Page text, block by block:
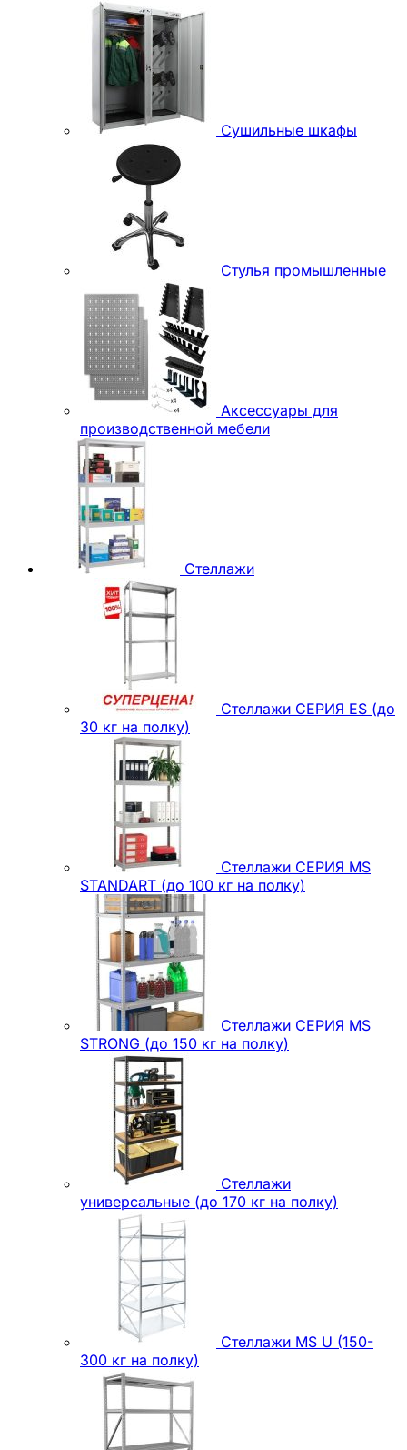
Сушильные шкафы
Стулья промышленные
Аксессуары для
производственной мебели
Стеллажи
Стеллажи СЕРИЯ ES (до
30 кг на полку)
Стеллажи СЕРИЯ MS
STANDART (до 100 кг на полку)
Стеллажи СЕРИЯ MS
STRONG (до 150 кг на полку)
Стеллажи
универсальные (до 170 кг на полку)
Стеллажи MS U (150-
300 кг на полку)